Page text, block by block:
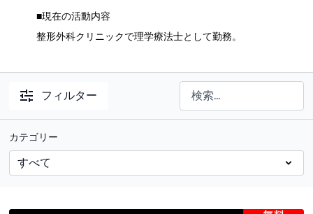
■現在の活動内容
整形外科クリニックで理学療法士として勤務。
フィルター
カテゴリー